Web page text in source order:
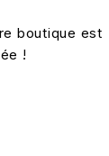
boutique est
!